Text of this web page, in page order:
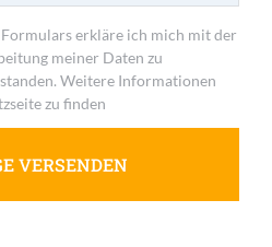
erkläre ich mich mit der
meiner Daten zu
Weitere Informationen
zu finden
VERSENDEN